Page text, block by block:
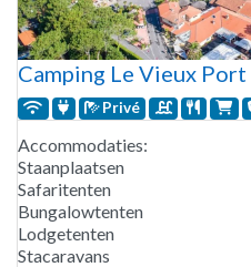
Camping Le Vieux Port
Privé
Accommodaties:
Staanplaatsen
Safaritenten
Bungalowtenten
Lodgetenten
Stacaravans